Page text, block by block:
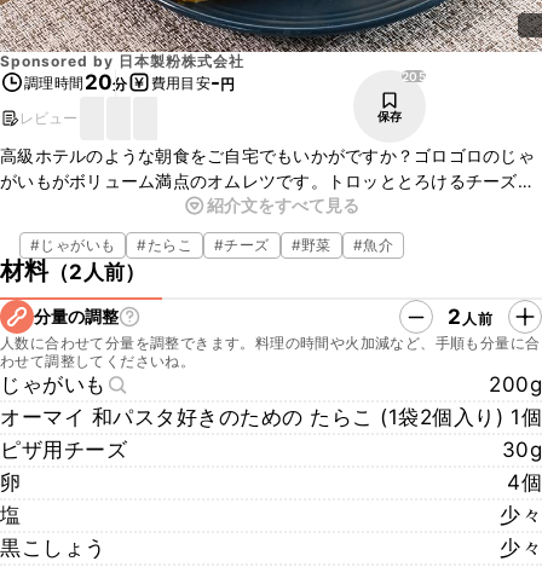
Sponsored by 日本製粉株式会社
調理時間 20分 費用目安-円
レビュー
205
保存
高級ホテルのような朝食をご自宅でもいかがですか？ゴロゴロのじゃ
がいもがボリューム満点のオムレツです。トロッととろけるチーズと
たらこの相性がよく合ってとても美味しいですよ。あっという間にで
きて、食卓を華やかにするレシピです。是非作ってみてください。
紹介文をすべて見る
#じゃがいも #たらこ #チーズ #野菜 #魚介
材料（2人前）
分量の調整 2 人前
人数に合わせて分量を調整できます。料理の時間や火加減など、手順も分量に合
わせて調整してくださいね。
じゃがいも
200g
オーマイ 和パスタ好きのための たらこ (1袋2個入り) 1個
ピザ用チーズ
30g
卵
4個
塩
少々
黒こしょう
少々